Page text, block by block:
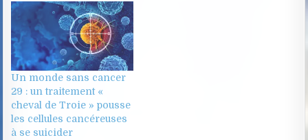
Un monde sans cancer
29 : un traitement «
cheval de Troie » pousse
les cellules cancéreuses
à se suicider